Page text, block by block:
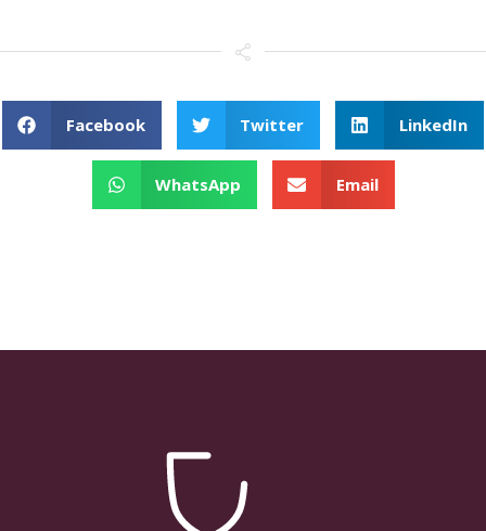
Facebook Twitter LinkedIn
WhatsApp Email